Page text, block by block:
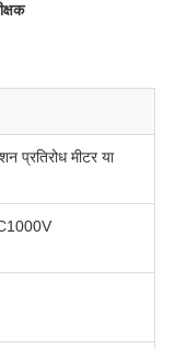
प्रतिरोध मीटर या